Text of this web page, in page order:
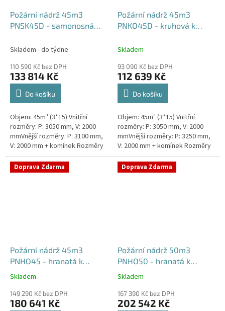
Požární nádrž 45m3
PNSK45D - samonosná
Skladem - do týdne
110 590 Kč bez DPH
133 814 Kč
Do košíku
Objem: 45m³ (3*15) Vnitřní
rozměry: P: 3050 mm, V: 2000
mmVnější rozměry: P: 3100 mm,
V: 2000 mm + komínek Rozměry
nádrže možno jakkoliv upravit -
vyrobíme nádrž na...
Požární nádrž 45m3
PNKO45D - kruhová k
Skladem
93 090 Kč bez DPH
112 639 Kč
Do košíku
Objem: 45m³ (3*15) Vnitřní
rozměry: P: 3050 mm, V: 2000
mmVnější rozměry: P: 3250 mm,
V: 2000 mm + komínek Rozměry
nádrže možno jakkoliv upravit -
vyrobíme nádrž na...
Doprava Zdarma
Požární nádrž 45m3
PNHO45 - hranatá k
obetonování
Průměrné
produktu
je
Skladem
149 290 Kč bez DPH
180 641 Kč
Doprava Zdarma
Požární nádrž 50m3
PNHO50 - hranatá k
obetonování
Průměrné
produktu
je
Skladem
167 390 Kč bez DPH
202 542 Kč